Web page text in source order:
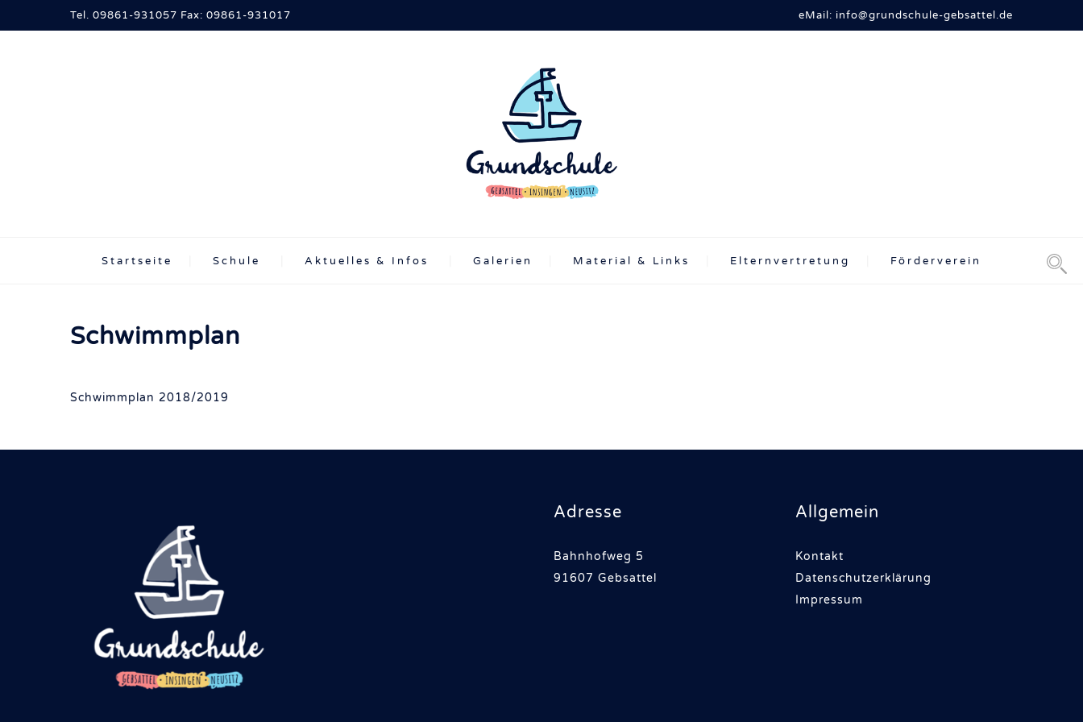
Tel. 09861-931057 Fax: 09861-931017 eMail: info@grundschule-gebsattel.de
Startseite Schule Aktuelles & Infos Galerien Material & Links Elternvertretung Förderverein
Schwimmplan
Schwimmplan 2018/2019
Adresse
Bahnhofweg 5
91607 Gebsattel
Allgemein
Kontakt
Datenschutzerklärung
Impressum